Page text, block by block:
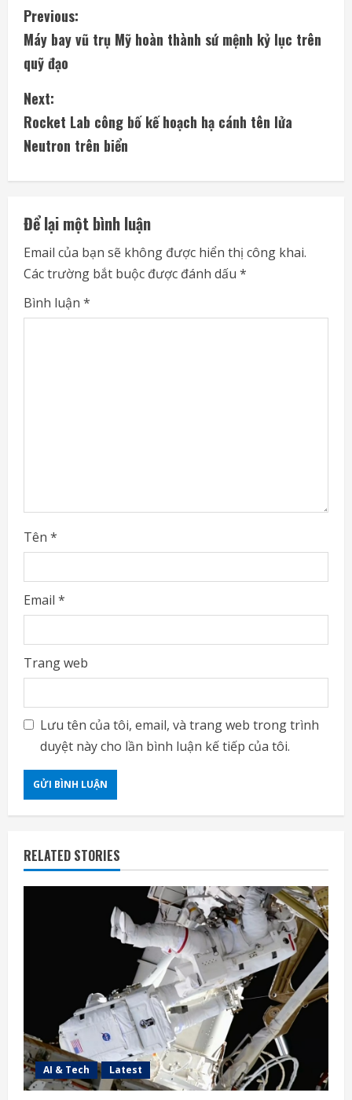
C
o
n
t
i
n
u
e
R
e
Previous:
Máy bay vũ trụ Mỹ hoàn thành sứ mệnh kỷ lục trên
quỹ đạo
Next:
Rocket Lab công bố kế hoạch hạ cánh tên lửa
Neutron trên biển
Để lại một bình luận
Email của bạn sẽ không được hiển thị công khai.
Các trường bắt buộc được đánh dấu *
Bình luận *
Tên *
Email *
Trang web
Lưu tên của tôi, email, và trang web trong trình
duyệt này cho lần bình luận kế tiếp của tôi.
RELATED STORIES
AI & Tech Latest